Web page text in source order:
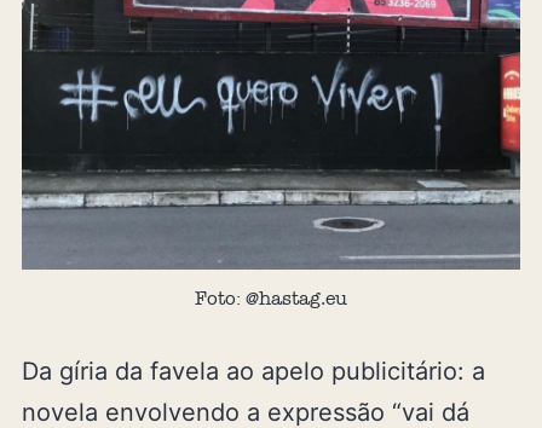
Foto: @hastag.eu
Da gíria da favela ao apelo publicitário: a
novela envolvendo a expressão “vai dá